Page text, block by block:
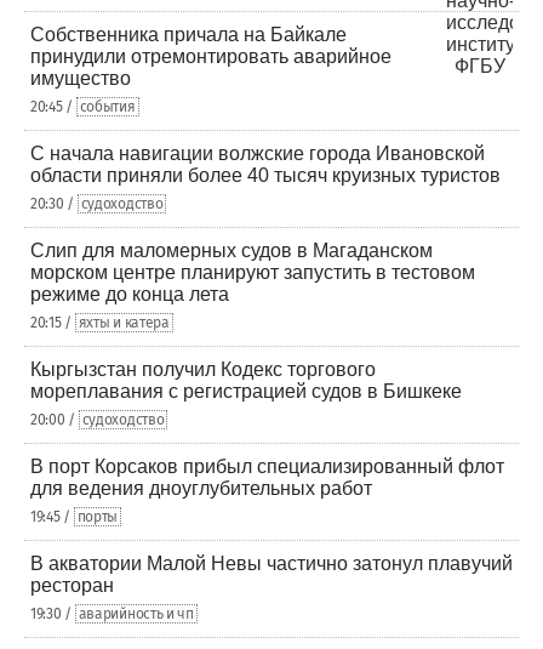
Собственника причала на Байкале
принудили отремонтировать аварийное
имущество
20:45 / события
С начала навигации волжские города Ивановской
области приняли более 40 тысяч круизных туристов
20:30 / судоходство
Слип для маломерных судов в Магаданском
морском центре планируют запустить в тестовом
режиме до конца лета
20:15 / яхты и катера
Кыргызстан получил Кодекс торгового
мореплавания с регистрацией судов в Бишкеке
20:00 / судоходство
В порт Корсаков прибыл специализированный флот
для ведения дноуглубительных работ
19:45 / порты
В акватории Малой Невы частично затонул плавучий
ресторан
19:30 / аварийность и чп